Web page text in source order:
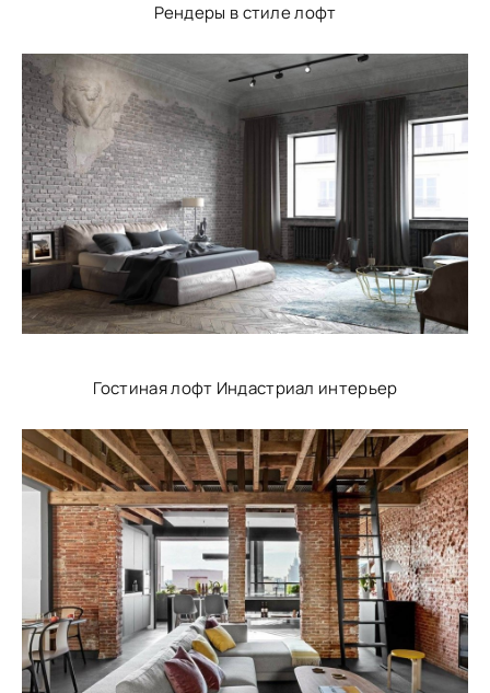
Рендеры в стиле лофт
Гостиная лофт Индастриал интерьер